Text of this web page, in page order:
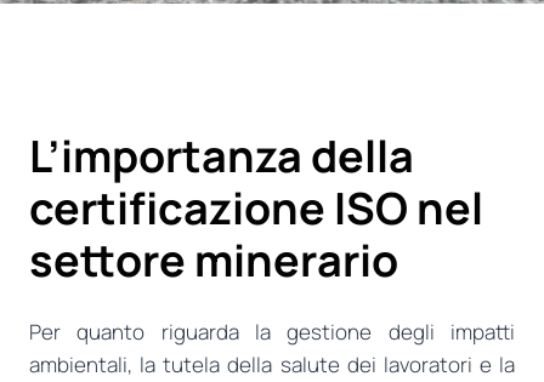
L’importanza della
certificazione ISO nel
settore minerario
Per quanto riguarda la gestione degli impatti
ambientali, la tutela della salute dei lavoratori e la